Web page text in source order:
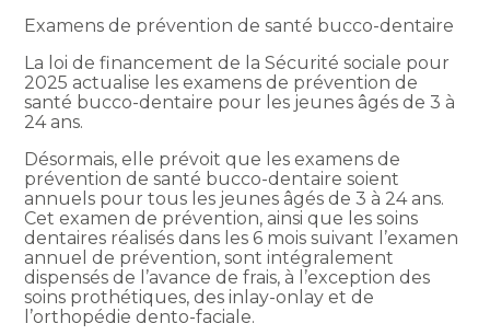
Examens de prévention de santé bucco-dentaire
La loi de financement de la Sécurité sociale pour
2025 actualise les examens de prévention de
santé bucco-dentaire pour les jeunes âgés de 3 à
24 ans.
Désormais, elle prévoit que les examens de
prévention de santé bucco-dentaire soient
annuels pour tous les jeunes âgés de 3 à 24 ans.
Cet examen de prévention, ainsi que les soins
dentaires réalisés dans les 6 mois suivant l’examen
annuel de prévention, sont intégralement
dispensés de l’avance de frais, à l’exception des
soins prothétiques, des inlay-onlay et de
l’orthopédie dento-faciale.